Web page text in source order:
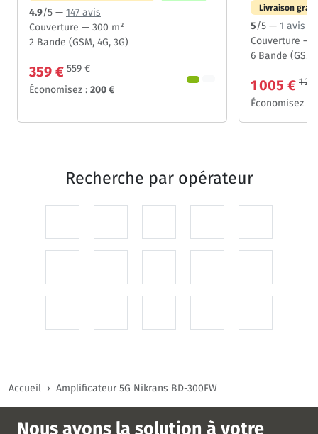
4.9/5 — 147 avis
Couverture — 300 m²
2 Bande (GSM, 4G, 3G)
359 € 559 €
Économisez : 200 €
Livraison
5/5 — 1 avis
Couverture —
6 Bande (GSM,
1 005 € 1
Économisez :
Recherche par opérateur
Accueil Amplificateur 5G Nikrans BD-300FW
Nous avons la solution à votre